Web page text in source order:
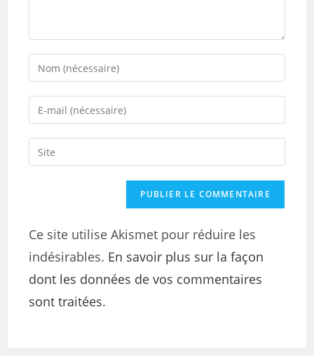
Ce site utilise Akismet pour réduire les
indésirables. En savoir plus sur la façon
dont les données de vos commentaires
sont traitées.